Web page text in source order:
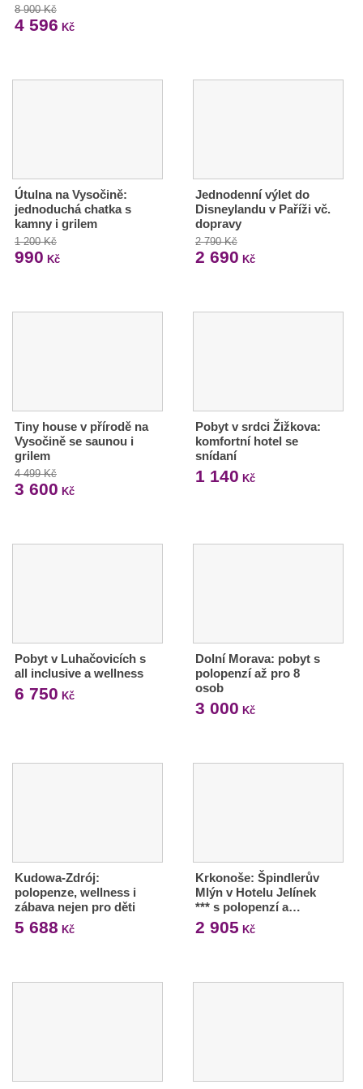
8 900 Kč
4 596 Kč
Útulna na Vysočině:
jednoduchá chatka s
kamny i grilem
1 200 Kč
990 Kč
Jednodenní výlet do
Disneylandu v Paříži vč.
dopravy
2 790 Kč
2 690 Kč
Tiny house v přírodě na
Vysočině se saunou i
grilem
4 499 Kč
3 600 Kč
Pobyt v srdci Žižkova:
komfortní hotel se
snídaní
1 140 Kč
Pobyt v Luhačovicích s
all inclusive a wellness
6 750 Kč
Dolní Morava: pobyt s
polopenzí až pro 8
osob
3 000 Kč
Kudowa-Zdrój:
polopenze, wellness i
zábava nejen pro děti
5 688 Kč
Krkonoše: Špindlerův
Mlýn v Hotelu Jelínek
*** s polopenzí a…
2 905 Kč